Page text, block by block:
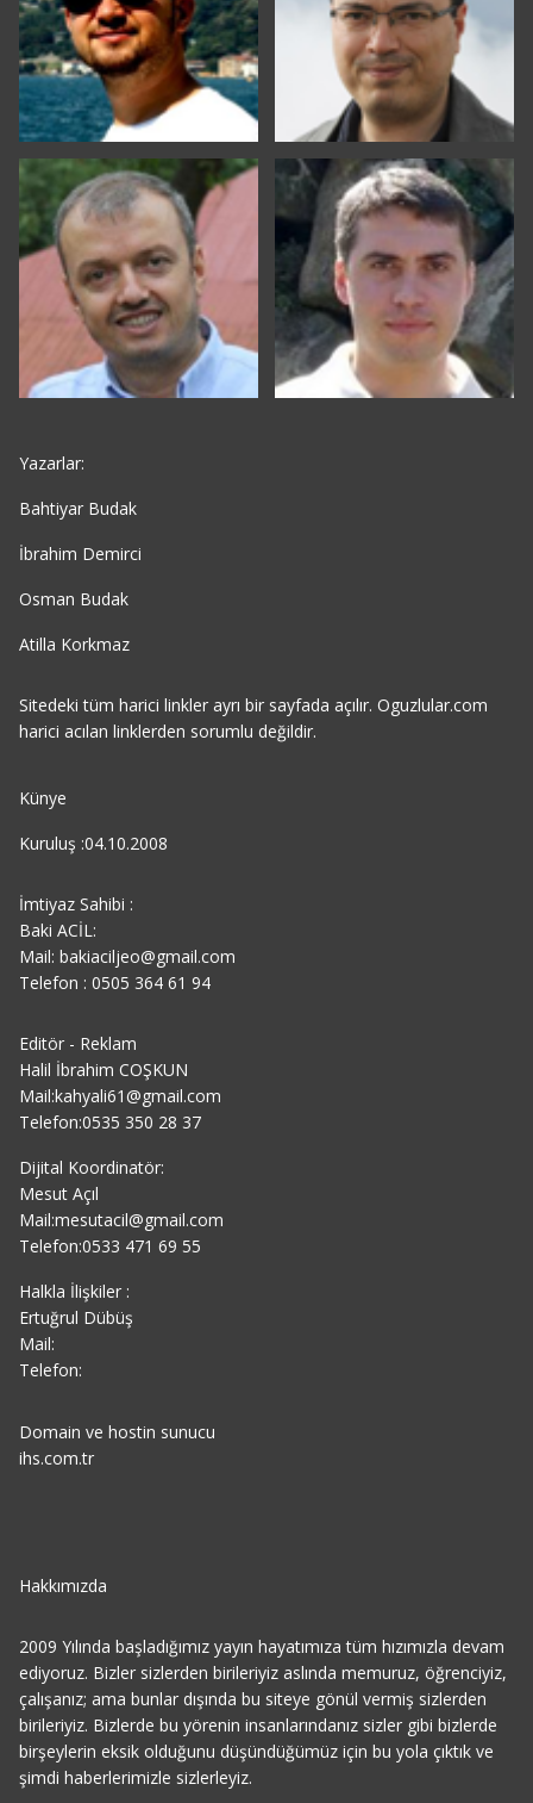
Yazarlar:
Bahtiyar Budak
İbrahim Demirci
Osman Budak
Atilla Korkmaz
Sitedeki tüm harici linkler ayrı bir sayfada açılır. Oguzlular.com
harici acılan linklerden sorumlu değildir.
Künye
Kuruluş :04.10.2008
İmtiyaz Sahibi :
Baki ACİL:
Mail: bakiaciljeo@gmail.com
Telefon : 0505 364 61 94
Editör - Reklam
Halil İbrahim COŞKUN
Mail:kahyali61@gmail.com
Telefon:0535 350 28 37
Dijital Koordinatör:
Mesut Açıl
Mail:mesutacil@gmail.com
Telefon:0533 471 69 55
Halkla İlişkiler :
Ertuğrul Dübüş
Mail:
Telefon:
Domain ve hostin sunucu
ihs.com.tr
Hakkımızda
2009 Yılında başladığımız yayın hayatımıza tüm hızımızla devam
ediyoruz. Bizler sizlerden birileriyiz aslında memuruz, öğrenciyiz,
çalışanız; ama bunlar dışında bu siteye gönül vermiş sizlerden
birileriyiz. Bizlerde bu yörenin insanlarındanız sizler gibi bizlerde
birşeylerin eksik olduğunu düşündüğümüz için bu yola çıktık ve
şimdi haberlerimizle sizlerleyiz.